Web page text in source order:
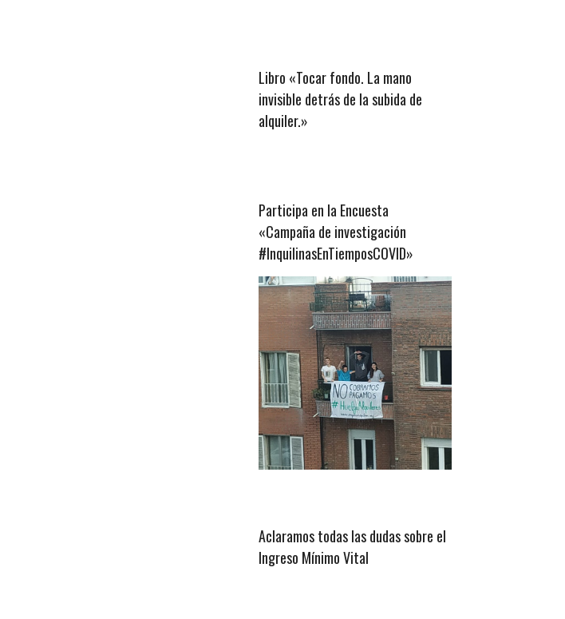
Libro «Tocar fondo. La mano
invisible detrás de la subida de
alquiler.»
Participa en la Encuesta
«Campaña de investigación
#InquilinasEnTiemposCOVID»
Aclaramos todas las dudas sobre el
Ingreso Mínimo Vital